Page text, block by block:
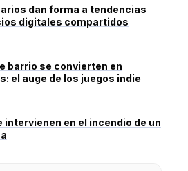
dan forma a tendencias
digitales compartidos
barrio se convierten en
el auge de los juegos indie
intervienen en el incendio de un